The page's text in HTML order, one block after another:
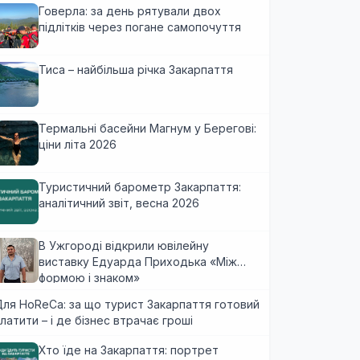
Говерла: за день рятували двох
підлітків через погане самопочуття
Тиса – найбільша річка Закарпаття
Термальні басейни Магнум у Берегові:
ціни літа 2026
Туристичний барометр Закарпаття:
аналітичний звіт, весна 2026
В Ужгороді відкрили ювілейну
виставку Едуарда Приходька «Між
формою і знаком»
HoReCa: за що турист Закарпаття готовий
– і де бізнес втрачає гроші
Хто їде на Закарпаття: портрет